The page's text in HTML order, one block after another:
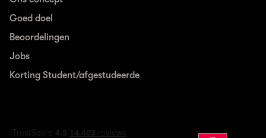
Goed doel
Beoordelingen
Jobs
Korting Student/afgestudeerde